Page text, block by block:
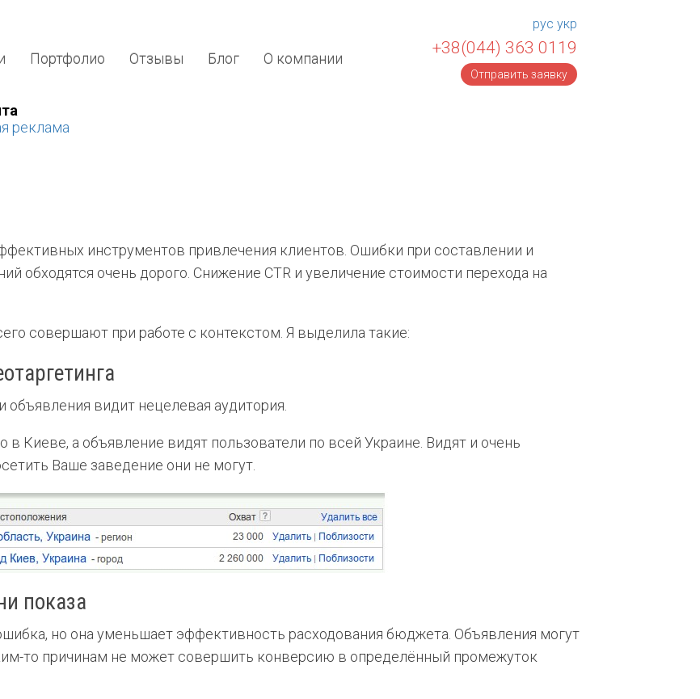
Портфолио Отзывы Блог О компании
рус укр
+38(044) 363 0119
Отправить заявку
реклама
инструментов привлечения клиентов. Ошибки при составлении и
обходятся очень дорого. Снижение CTR и увеличение стоимости перехода на
совершают при работе с контекстом. Я выделила такие:
видит нецелевая аудитория.
в Киеве, а объявление видят пользователи по всей Украине. Видят и очень
Ваше заведение они не могут.
показа
но она уменьшает эффективность расходования бюджета. Объявления могут
то причинам не может совершить конверсию в определённый промежуток